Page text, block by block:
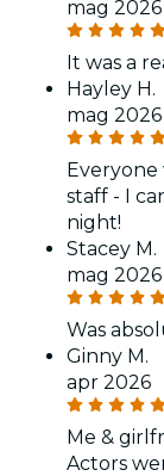
mag 2026
It was a
Hayley H.
mag 2026
staff - I
night!
Stacey M.
mag 2026
Was
Ginny M.
apr 2026
Me &
Actors